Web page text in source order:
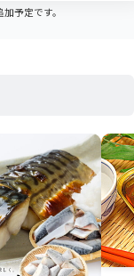
予定です。